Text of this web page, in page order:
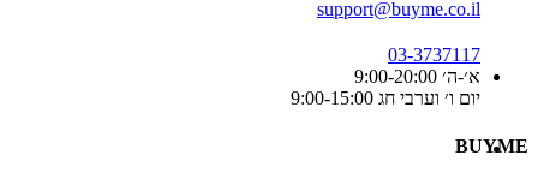
support@buyme.co.il
03-3737117
א׳-ה׳ 9:00-20:00
יום ו׳ וערבי חג 9:00-15:00
BUYME